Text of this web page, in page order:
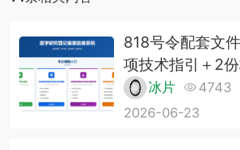
818号令配套文
项技术指引＋2
案自查清单
冰片 4743
2026-06-23